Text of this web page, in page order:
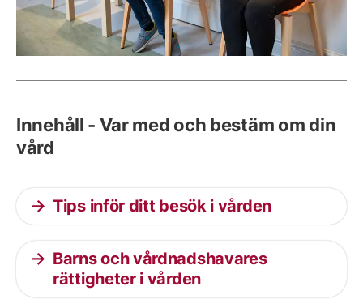
Innehåll - Var med och bestäm om din
vård
Tips inför ditt besök i vården
Barns och vårdnadshavares
rättigheter i vården